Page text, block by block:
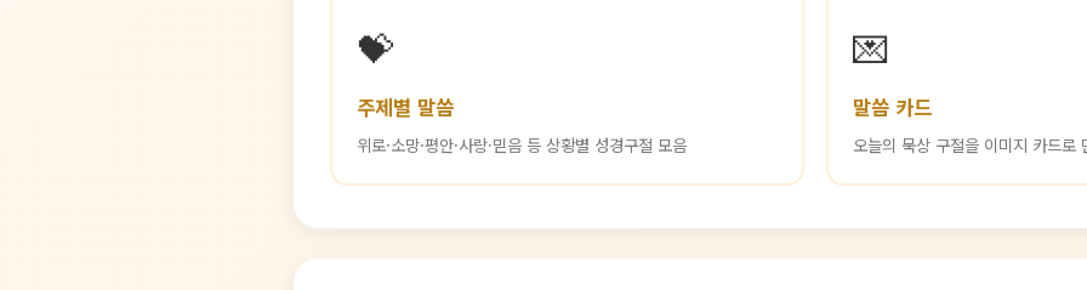
💝
주제별 말씀
위로·소망·평안·사랑·믿음 등 상황별 성경구절 모음
💌
말씀 카드
오늘의 묵상 구절을 이미지 카드로